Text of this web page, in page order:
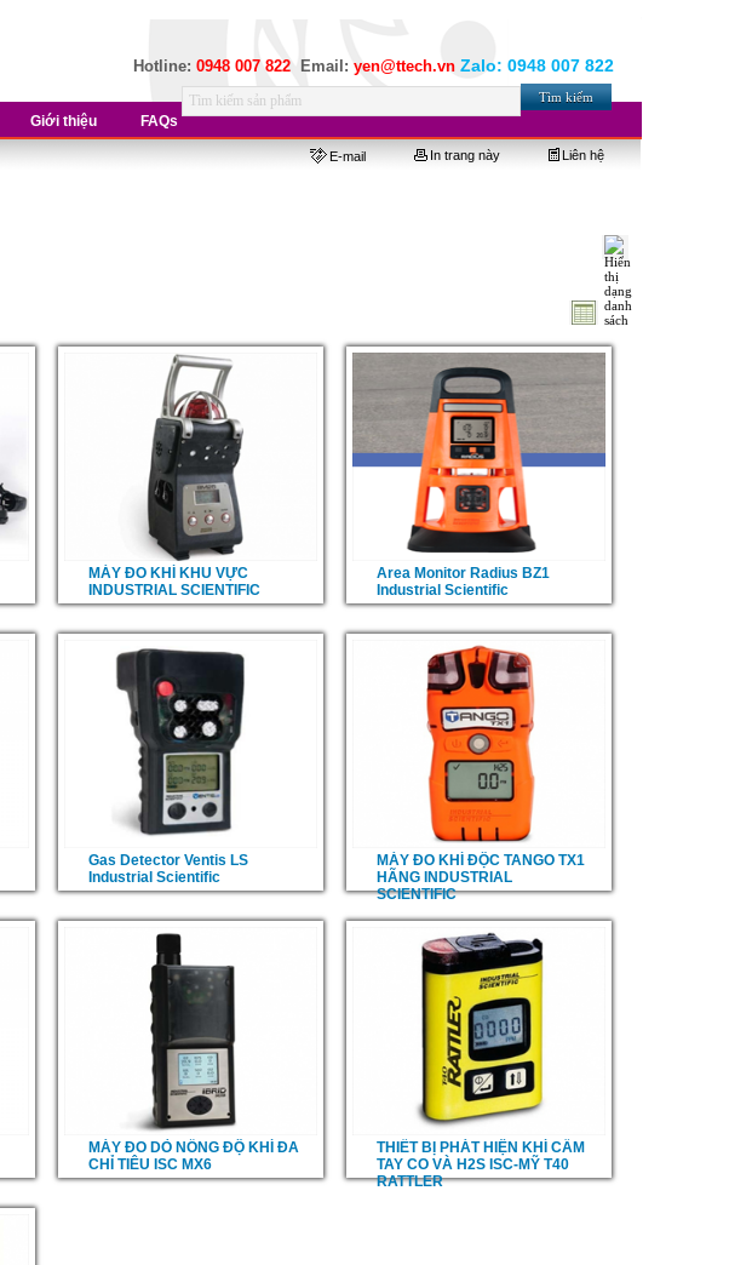
Hotline: 0948 007 822 Email: yen@ttech.vn Zalo: 0948 007 822
Giới thiệu FAQs
E-mail In trang này Liên hệ
MÁY ĐO KHÍ KHU VỰC
INDUSTRIAL SCIENTIFIC
Area Monitor Radius BZ1
Industrial Scientific
Gas Detector Ventis LS
Industrial Scientific
MÁY ĐO KHÍ ĐỘC TANGO TX1
HÃNG INDUSTRIAL
SCIENTIFIC
MÁY ĐO DÒ NỒNG ĐỘ KHÍ ĐA
CHỈ TIÊU ISC MX6
THIẾT BỊ PHÁT HIỆN KHÍ CẦM
TAY CO VÀ H2S ISC-MỸ T40
RATTLER